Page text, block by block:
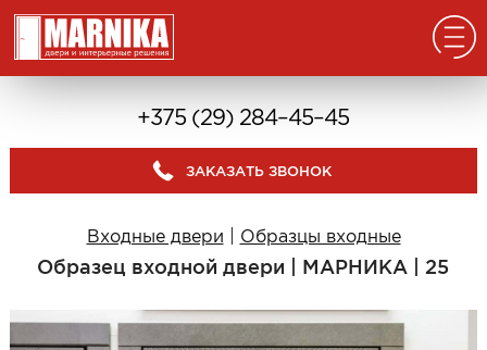
Входные двери
В дом с окном
В дом без окна
Классические в квартиру
Современные в квартиру
+375 (29) 284–45–45
ЗАКАЗАТЬ ЗВОНОК
Входные двери Образцы входные
Образец входной двери | МАРНИКА | 25